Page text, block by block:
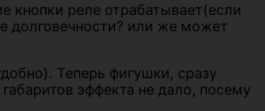
кнопки реле отрабатывает(если
долговечности? или же может
Теперь фигушки, сразу
эффекта не дало, посему